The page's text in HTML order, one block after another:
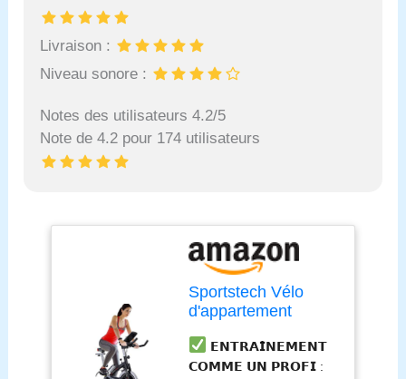
Livraison :
Niveau sonore :
Notes des utilisateurs 4.2/5
Note de 4.2 pour 174 utilisateurs
Sportstech Vélo
d'appartement
avec contrôle via
l'application
𝗘𝗡𝗧𝗥𝗔𝗜̂𝗡𝗘𝗠𝗘𝗡𝗧
𝗖𝗢𝗠𝗠𝗘 𝗨𝗡 𝗣𝗥𝗢𝗙𝗜 :